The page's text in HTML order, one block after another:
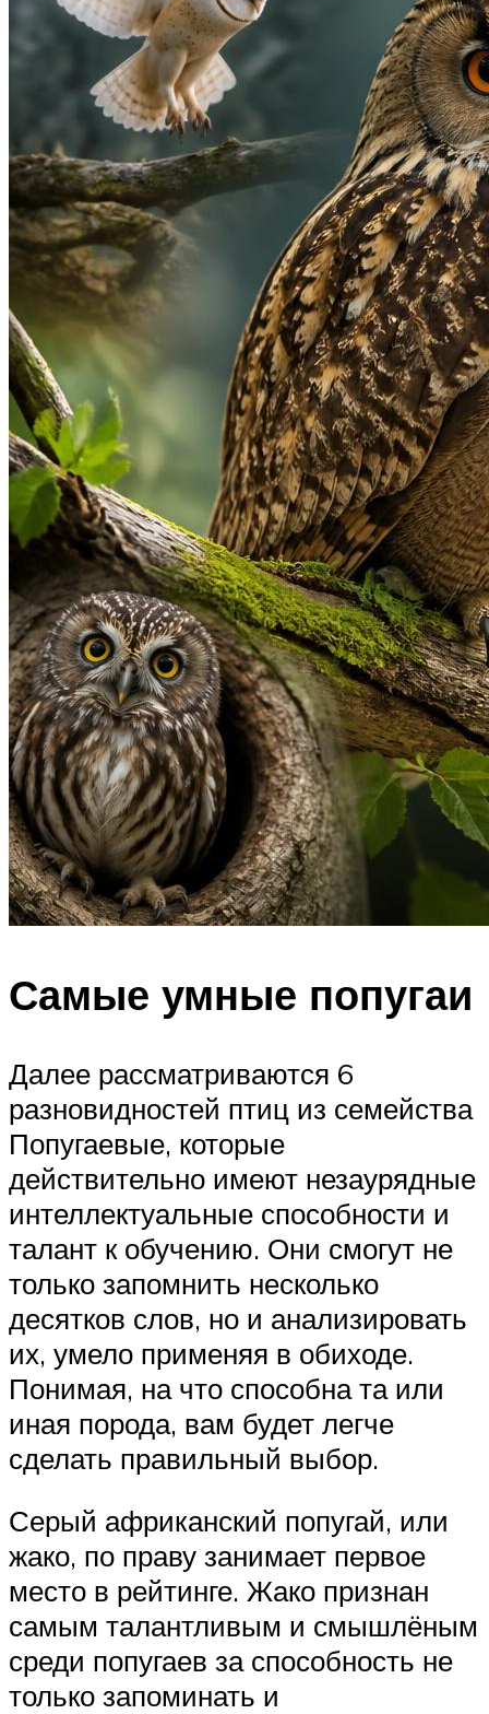
Самые умные попугаи
Далее рассматриваются 6
разновидностей птиц из семейства
Попугаевые, которые
действительно имеют незаурядные
интеллектуальные способности и
талант к обучению. Они смогут не
только запомнить несколько
десятков слов, но и анализировать
их, умело применяя в обиходе.
Понимая, на что способна та или
иная порода, вам будет легче
сделать правильный выбор.
Серый африканский попугай, или
жако, по праву занимает первое
место в рейтинге. Жако признан
самым талантливым и смышлёным
среди попугаев за способность не
только запоминать и